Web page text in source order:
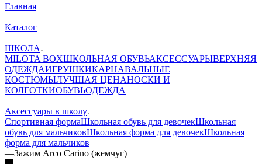
Главная
—
Каталог
—
ШКОЛА
MILOTA BOXШКОЛЬНАЯ ОБУВЬАКСЕССУАРЫВЕРХНЯЯ
ОДЕЖДАИГРУШКИКАРНАВАЛЬНЫЕ
КОСТЮМЫЛУЧШАЯ ЦЕНАНОСКИ И
КОЛГОТКИОБУВЬОДЕЖДА
—
Аксессуары в школу
Спортивная формаШкольная обувь для девочекШкольная
обувь для мальчиковШкольная форма для девочекШкольная
форма для мальчиков
—Зажим Arco Carino (жемчуг)